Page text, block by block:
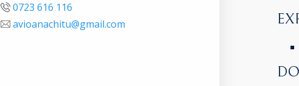
0723 616 116
avioanachitu@gmail.com